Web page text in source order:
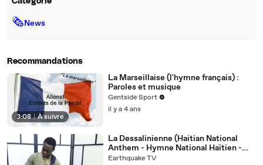
🗞News
Recommandations
3:08 | À suivre
La Marseillaise (l'hymne français) :
Paroles et musique
Gentside Sport
il y a 4 ans
La Dessalinienne (Haitian National
Anthem - Hymne National Haïtien -
Haitianische Nationalhymne)
Earthquake TV